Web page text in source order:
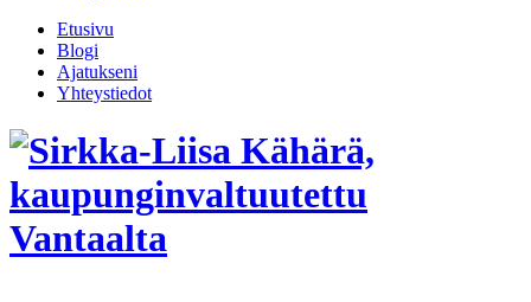
Etusivu
Blogi
Ajatukseni
Yhteystiedot